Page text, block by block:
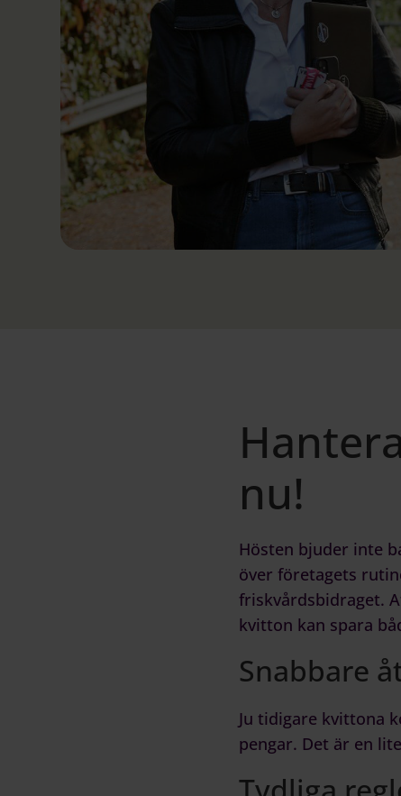
nu!
Hösten bjuder inte
över företagets
friskvårdsbidraget.
kvitton kan spara
Snabbare
Ju tidigare kvittona
pengar. Det är en